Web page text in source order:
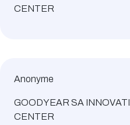
CENTER
Anonyme
GOODYEAR SA
CENTER